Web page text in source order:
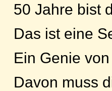
50 Jahre bist
Das ist eine
Ein Genie
Davon muss